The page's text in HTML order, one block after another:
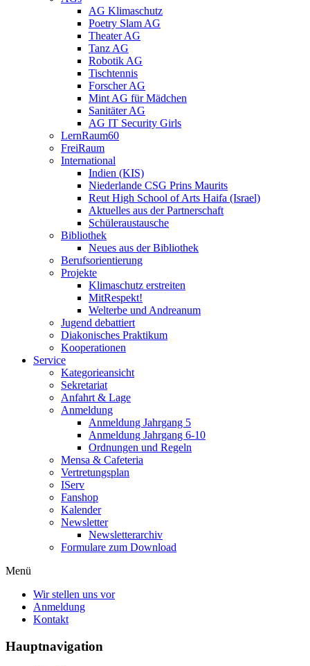
AG Klimaschutz
Poetry Slam AG
Theater AG
Tanz AG
Robotik AG
Tischtennis
Forscher AG
Mint AG für Mädchen
Sanitäter AG
AG IT Security Girls
LernRaum60
FreiRaum
International
Indien (KIS)
Niederlande CSG Prins Maurits
Reut High School of Arts Haifa (Israel)
Aktuelles aus der Partnerschaft
Schüleraustausche
Bibliothek
Neues aus der Bibliothek
Berufsorientierung
Projekte
Klimaschutz erstreiten
MitRespekt!
Welterbe und Andreanum
Jugend debattiert
Diakonisches Praktikum
Kooperationen
Service
Kategorieansicht
Sekretariat
Anfahrt & Lage
Anmeldung
Anmeldung Jahrgang 5
Anmeldung Jahrgang 6-10
Ordnungen und Regeln
Mensa & Cafeteria
Vertretungsplan
IServ
Fanshop
Kalender
Newsletter
Newsletterarchiv
Formulare zum Download
Menü
Wir stellen uns vor
Anmeldung
Kontakt
Hauptnavigation